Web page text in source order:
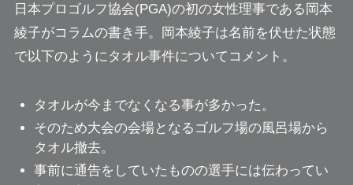
日本プロゴルフ協会(PGA)の初の女性理事である岡本
綾子がコラムの書き手。岡本綾子は名前を伏せた状態
で以下のようにタオル事件についてコメント。
タオルが今までなくなる事が多かった。
そのため大会の会場となるゴルフ場の風呂場から
タオル撤去。
事前に通告をしていたものの選手には伝わってい